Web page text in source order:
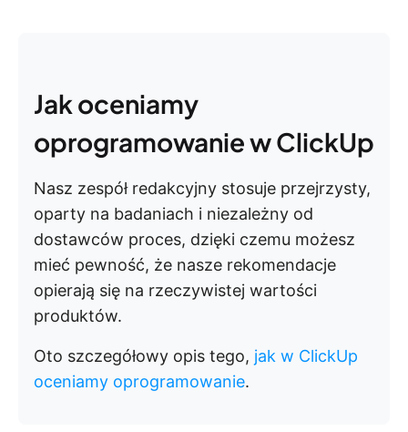
Jak oceniamy
oprogramowanie w ClickUp
Nasz zespół redakcyjny stosuje przejrzysty,
oparty na badaniach i niezależny od
dostawców proces, dzięki czemu możesz
mieć pewność, że nasze rekomendacje
opierają się na rzeczywistej wartości
produktów.
Oto szczegółowy opis tego, jak w ClickUp
oceniamy oprogramowanie.